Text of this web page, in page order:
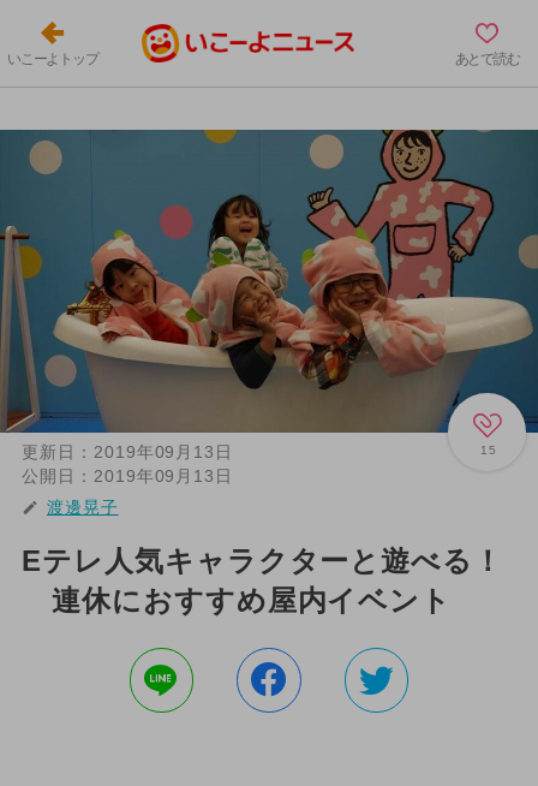
いこーよトップ あとで読む
15
更新日： 2019年09月13日
公開日： 2019年09月13日
渡邊晃子
Eテレ人気キャラクターと遊べる！
連休におすすめ屋内イベント